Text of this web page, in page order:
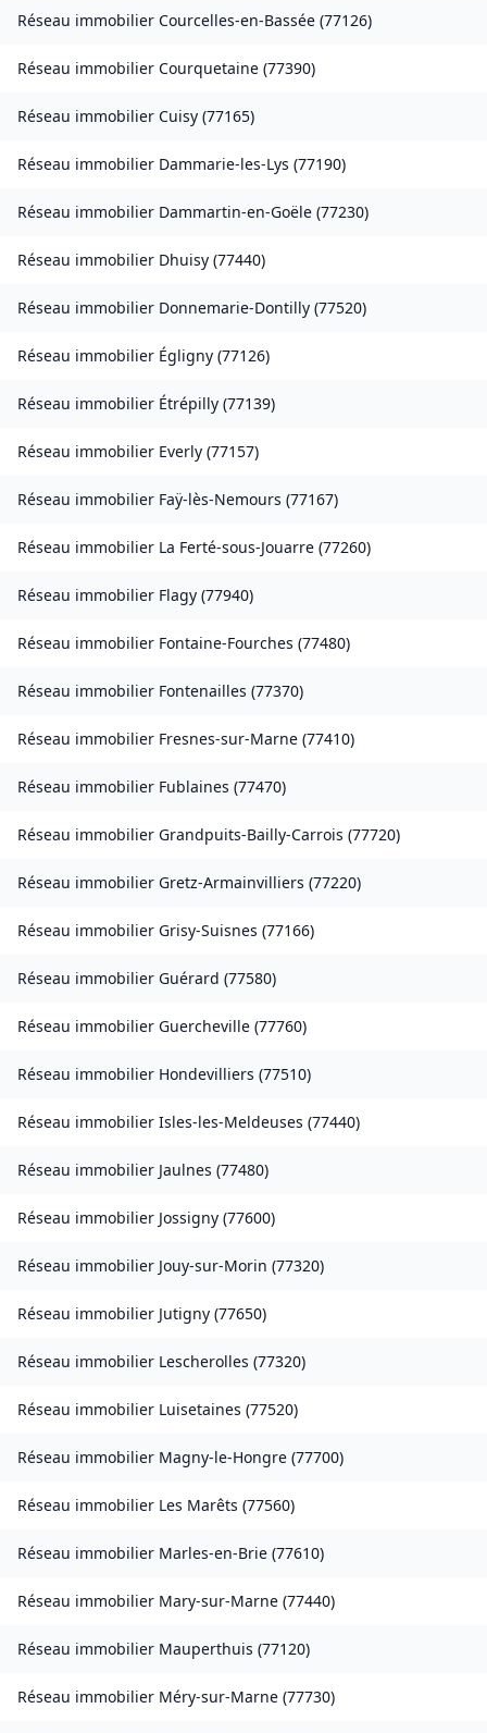
Réseau immobilier Courcelles-en-Bassée (77126)
Réseau immobilier Courquetaine (77390)
Réseau immobilier Cuisy (77165)
Réseau immobilier Dammarie-les-Lys (77190)
Réseau immobilier Dammartin-en-Goële (77230)
Réseau immobilier Dhuisy (77440)
Réseau immobilier Donnemarie-Dontilly (77520)
Réseau immobilier Égligny (77126)
Réseau immobilier Étrépilly (77139)
Réseau immobilier Everly (77157)
Réseau immobilier Faÿ-lès-Nemours (77167)
Réseau immobilier La Ferté-sous-Jouarre (77260)
Réseau immobilier Flagy (77940)
Réseau immobilier Fontaine-Fourches (77480)
Réseau immobilier Fontenailles (77370)
Réseau immobilier Fresnes-sur-Marne (77410)
Réseau immobilier Fublaines (77470)
Réseau immobilier Grandpuits-Bailly-Carrois (77720)
Réseau immobilier Gretz-Armainvilliers (77220)
Réseau immobilier Grisy-Suisnes (77166)
Réseau immobilier Guérard (77580)
Réseau immobilier Guercheville (77760)
Réseau immobilier Hondevilliers (77510)
Réseau immobilier Isles-les-Meldeuses (77440)
Réseau immobilier Jaulnes (77480)
Réseau immobilier Jossigny (77600)
Réseau immobilier Jouy-sur-Morin (77320)
Réseau immobilier Jutigny (77650)
Réseau immobilier Lescherolles (77320)
Réseau immobilier Luisetaines (77520)
Réseau immobilier Magny-le-Hongre (77700)
Réseau immobilier Les Marêts (77560)
Réseau immobilier Marles-en-Brie (77610)
Réseau immobilier Mary-sur-Marne (77440)
Réseau immobilier Mauperthuis (77120)
Réseau immobilier Méry-sur-Marne (77730)